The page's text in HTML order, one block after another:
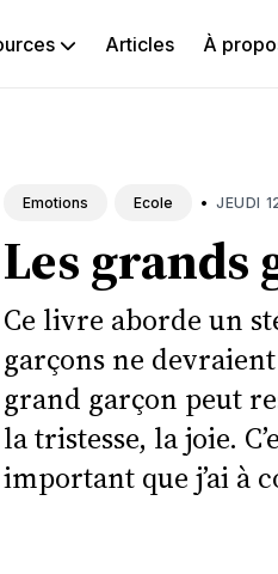
Articles À
le
Emotions Ecole • JEUDI
Les grands
Ce livre aborde un
garçons ne
grand garçon peut
la tristesse, la joie.
important que j’ai à